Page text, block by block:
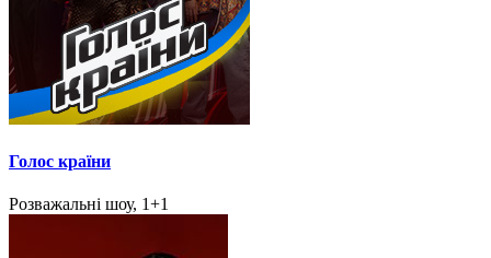
Голос країни
Розважальні шоу, 1+1